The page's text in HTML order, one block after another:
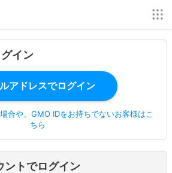
イン
合や、GMO IDをお持ちでないお客様はこ
ちら
ントでログイン